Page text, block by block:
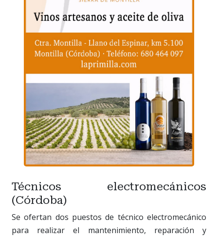
Técnicos electromecánicos
(Córdoba)
Se ofertan dos puestos de técnico electromecánico
para realizar el mantenimiento, reparación y